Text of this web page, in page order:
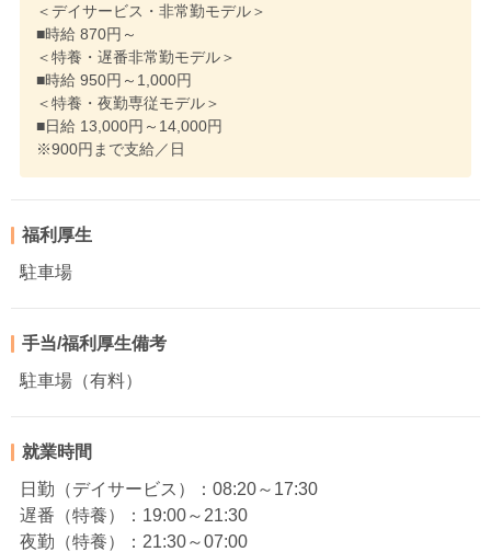
＜デイサービス・非常勤モデル＞
■時給 870円～
＜特養・遅番非常勤モデル＞
■時給 950円～1,000円
＜特養・夜勤専従モデル＞
■日給 13,000円～14,000円
※900円まで支給／日
福利厚生
駐車場
手当/福利厚生備考
駐車場（有料）
就業時間
日勤（デイサービス）：08:20～17:30
遅番（特養）：19:00～21:30
夜勤（特養）：21:30～07:00